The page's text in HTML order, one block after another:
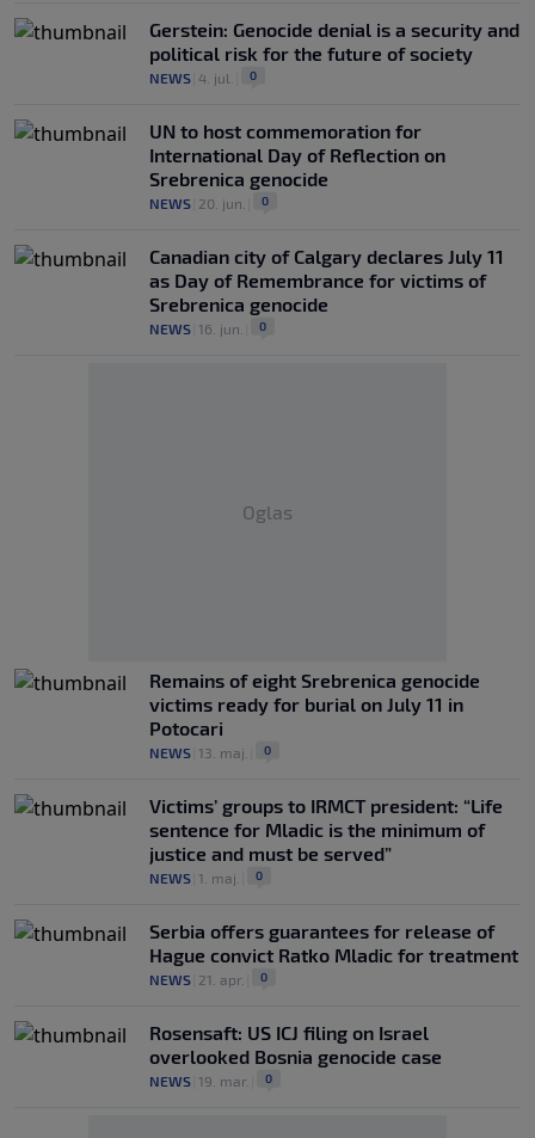
Gerstein: Genocide denial is a security and
political risk for the future of society
NEWS 4. jul. 0
UN to host commemoration for
International Day of Reflection on
Srebrenica genocide
NEWS 20. jun. 0
Canadian city of Calgary declares July 11
as Day of Remembrance for victims of
Srebrenica genocide
NEWS 16. jun. 0
Oglas
Remains of eight Srebrenica genocide
victims ready for burial on July 11 in
Potocari
NEWS 13. maj. 0
Victims’ groups to IRMCT president: “Life
sentence for Mladic is the minimum of
justice and must be served”
NEWS 1. maj. 0
Serbia offers guarantees for release of
Hague convict Ratko Mladic for treatment
NEWS 21. apr. 0
Rosensaft: US ICJ filing on Israel
overlooked Bosnia genocide case
NEWS 19. mar. 0